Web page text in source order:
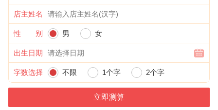
店主姓名
性 别 男 女
出生日期
字数选择 不限 1个字 2个字